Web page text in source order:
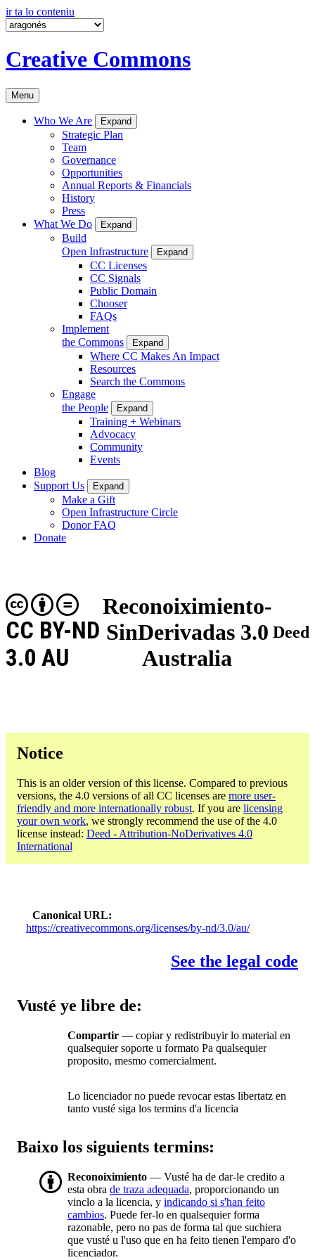
ir ta lo conteniu
Creative Commons
Menu
Who We Are Expand
Strategic Plan
Team
Governance
Opportunities
Annual Reports & Financials
History
Press
What We Do
Expand
Build
Open Infrastructure
Expand
CC Licenses
CC Signals
Public Domain
Chooser
FAQs
Implement
the Commons
Expand
Where CC Makes An Impact
Resources
Search the Commons
Engage
the People
Expand
Training + Webinars
Advocacy
Community
Events
Blog
Support Us
Expand
Make a Gift
Open Infrastructure Circle
Donor FAQ
Donate
Reconoiximiento-
SinDerivadas 3.0
Australia
CC BY-ND
3.0 AU
Deed
Notice
This is an older version of this license. Compared to previous
versions, the 4.0 versions of all CC licenses are more user-
friendly and more internationally robust. If you are licensing
your own work, we strongly recommend the use of the 4.0
license instead: Deed - Attribution-NoDerivatives 4.0
International
Canonical URL
https://creativecommons.org/licenses/by-nd/3.0/au/
See the legal code
Vusté ye libre de:
Compartir — copiar y redistribuyir lo material en
qualsequier soporte u formato Pa qualsequier
proposito, mesmo comercialment.
Lo licenciador no puede revocar estas libertatz en
tanto vusté siga los termins d'a licencia
Baixo los siguients termins:
Reconoiximiento — Vusté ha de dar-le credito a
esta obra de traza adequada, proporcionando un
vinclo a la licencia, y indicando si s'han feito
cambios. Puede fer-lo en qualsequier forma
razonable, pero no pas de forma tal que suchiera
que vusté u l'uso que en ha feito tienen l'emparo d'o
licenciador.